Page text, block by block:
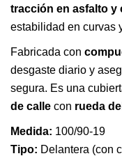
tracción en asfalto y
estabilidad en curvas
Fabricada con
desgaste diario y
segura. Es una
de calle con rueda
Medida: 100/90-19
Tipo: Delantera (con